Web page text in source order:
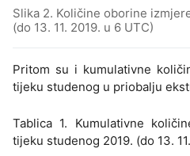
Slika 2. Količine oborine
(do 13. 11. 2019. u 6 UTC)
Pritom su i kumulativne
tijeku studenog u priobalju
Tablica 1. Kumulativne
tijeku studenog 2019. (do 13.